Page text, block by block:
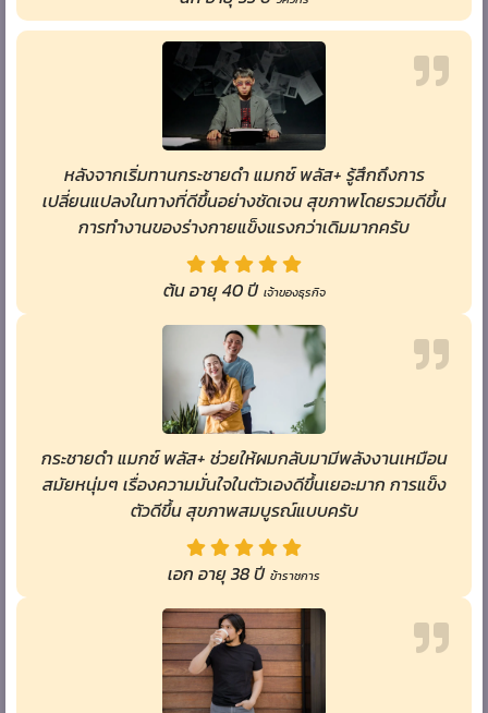
หลังจากเริ่มทานกระชายดำ แมกซ์ พลัส+ รู้สึกถึงการ
เปลี่ยนแปลงในทางที่ดีขึ้นอย่างชัดเจน สุขภาพโดยรวมดีขึ้น
การทำงานของร่างกายแข็งแรงกว่าเดิมมากครับ
ต้น อายุ 40 ปี เจ้าของธุรกิจ
กระชายดำ แมกซ์ พลัส+ ช่วยให้ผมกลับมามีพลังงานเหมือน
สมัยหนุ่มๆ เรื่องความมั่นใจในตัวเองดีขึ้นเยอะมาก การแข็ง
ตัวดีขึ้น สุขภาพสมบูรณ์แบบครับ
เอก อายุ 38 ปี ข้าราชการ